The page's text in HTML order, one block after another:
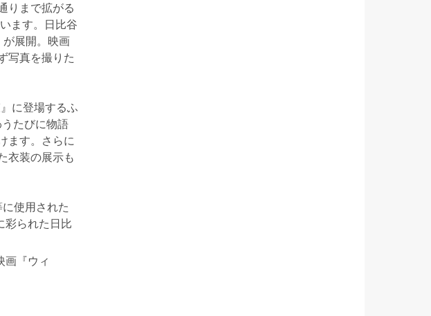
りまで拡がる
ます。日比谷
展開。映画
写真を撮りた
に登場するふ
たびに物語
ます。さらに
衣装の展示も
使用された
彩られた日比